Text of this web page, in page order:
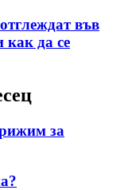
във
как да се
за